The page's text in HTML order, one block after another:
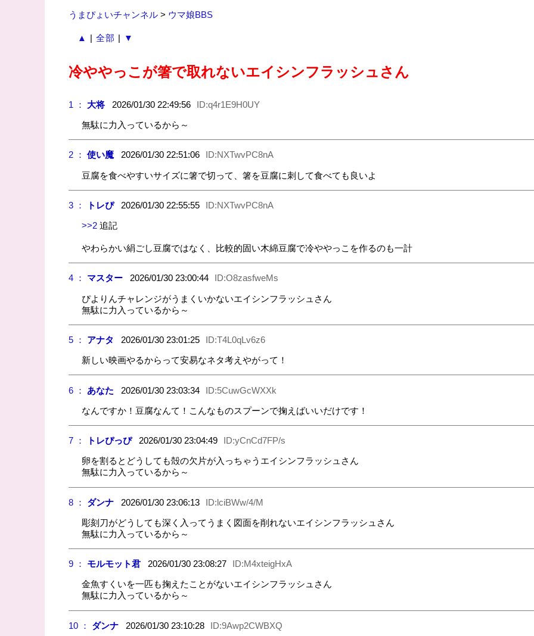
うまぴょいチャンネル> ウマ娘BBS
▲ | 全部 | ▼
冷ややっこが箸で取れないエイシンフラッシュさん
1 ： 大将2026/01/30 22:49:56 ID:q4r1E9H0UY
無駄に力入っているから～
2 ： 使い魔2026/01/30 22:51:06 ID:NXTwvPC8nA
豆腐を食べやすいサイズに箸で切って、箸を豆腐に刺して食べても良いよ
3 ： トレぴ2026/01/30 22:55:55 ID:NXTwvPC8nA
>>2 追記
やわらかい絹ごし豆腐ではなく、比較的固い木綿豆腐で冷ややっこを作るのも一計
4 ： マスター2026/01/30 23:00:44 ID:O8zasfweMs
ぴよりんチャレンジがうまくいかないエイシンフラッシュさん
無駄に力入っているから～
5 ： アナタ 2026/01/30 23:01:25 ID:T4L0qLv6z6
新しい映画やるからって安易なネタ考えやがって！
6 ： あなた 2026/01/30 23:03:34 ID:5CuwGcWXXk
なんですか！豆腐なんて！こんなものスプーンで掬えばいいだけです！
7 ： トレぴっぴ2026/01/30 23:04:49 ID:yCnCd7FP/s
卵を割るとどうしても殻の欠片が入っちゃうエイシンフラッシュさん
無駄に力入っているから～
8 ： ダンナ2026/01/30 23:06:13 ID:lciBWw/4/M
彫刻刀がどうしても深く入ってうまく図面を削れないエイシンフラッシュさん
無駄に力入っているから～
9 ： モルモット君2026/01/30 23:08:27 ID:M4xteigHxA
金魚すくいを一匹も掬えたことがないエイシンフラッシュさん
無駄に力入っているから～
10 ： ダンナ2026/01/30 23:10:28 ID:9Awp2CWBXQ